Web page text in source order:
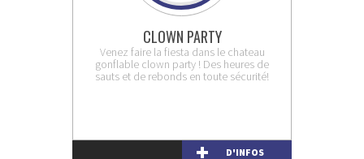
CLOWN PARTY
Venez faire la fiesta dans le chateau
gonflable clown party ! Des heures de
sauts et de rebonds en toute sécurité!
D'INFOS